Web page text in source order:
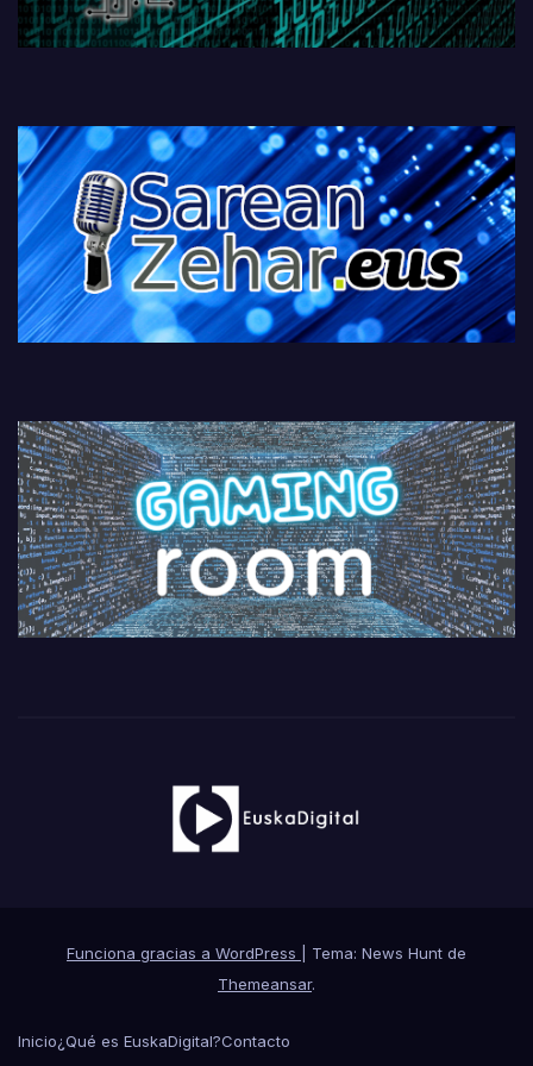
Funciona gracias a WordPress
Tema: News Hunt de
Themeansar.
Inicio¿Qué es EuskaDigital?Contacto